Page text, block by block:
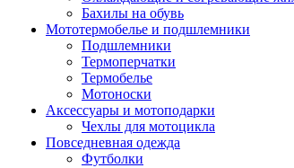
Бахилы на обувь
Мототермобелье и подшлемники
Подшлемники
Термоперчатки
Термобелье
Мотоноски
Аксессуары и мотоподарки
Чехлы для мотоцикла
Повседневная одежда
Футболки